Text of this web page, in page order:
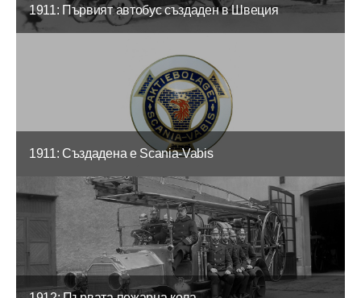
1911: Първият автобус създаден в Швеция
1911: Създадена е Scania-Vabis